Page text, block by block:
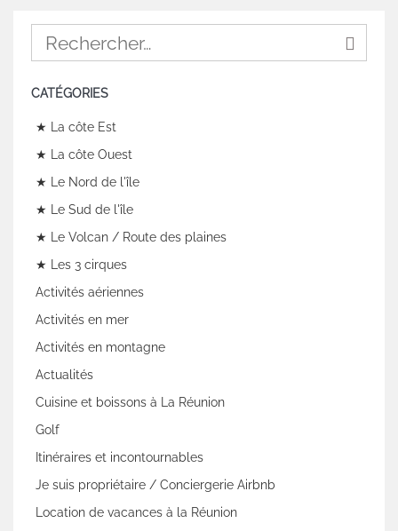
CATÉGORIES
★ La côte Est
★ La côte Ouest
★ Le Nord de l'île
★ Le Sud de l'île
★ Le Volcan / Route des plaines
★ Les 3 cirques
Activités aériennes
Activités en mer
Activités en montagne
Actualités
Cuisine et boissons à La Réunion
Golf
Itinéraires et incontournables
Je suis propriétaire / Conciergerie Airbnb
Location de vacances à la Réunion